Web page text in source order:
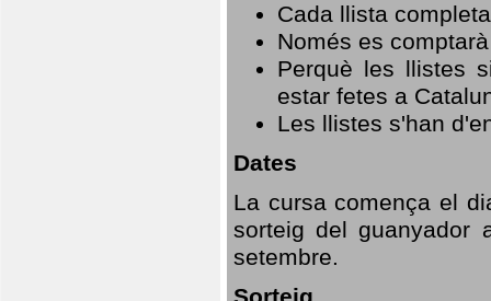
Cada llista
Només es
Perquè les llistes
estar fetes a
Les llistes s'han
Dates
La cursa comença el
sorteig del guanyador
setembre.